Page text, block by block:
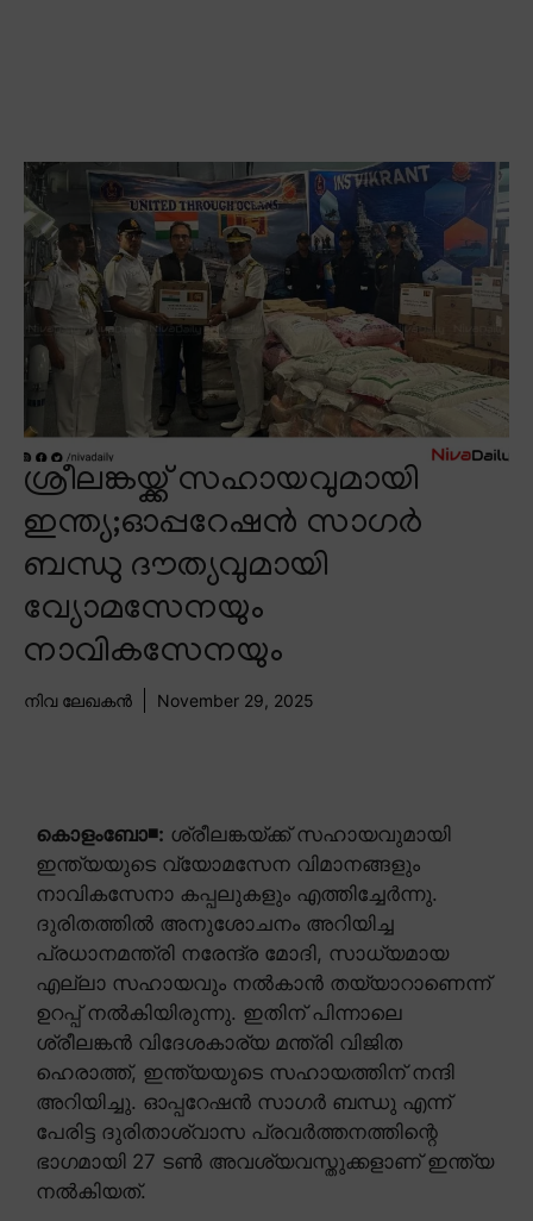
ശ്രീലങ്കയ്ക്ക് സഹായവുമായി
ഇന്ത്യ;ഓപ്പറേഷൻ സാഗർ
ബന്ധു ദൗത്യവുമായി
വ്യോമസേനയും
നാവികസേനയും
നിവ ലേഖകൻ November 29, 2025
കൊളംബോ◾: ശ്രീലങ്കയ്ക്ക് സഹായവുമായി
ഇന്ത്യയുടെ വ്യോമസേന വിമാനങ്ങളും
നാവികസേനാ കപ്പലുകളും എത്തിച്ചേർന്നു.
ദുരിതത്തിൽ അനുശോചനം അറിയിച്ച
പ്രധാനമന്ത്രി നരേന്ദ്ര മോദി, സാധ്യമായ
എല്ലാ സഹായവും നൽകാൻ തയ്യാറാണെന്ന്
ഉറപ്പ് നൽകിയിരുന്നു. ഇതിന് പിന്നാലെ
ശ്രീലങ്കൻ വിദേശകാര്യ മന്ത്രി വിജിത
ഹെരാത്ത്, ഇന്ത്യയുടെ സഹായത്തിന് നന്ദി
അറിയിച്ചു. ഓപ്പറേഷൻ സാഗർ ബന്ധു എന്ന്
പേരിട്ട ദുരിതാശ്വാസ പ്രവർത്തനത്തിന്റെ
ഭാഗമായി 27 ടൺ അവശ്യവസ്തുക്കളാണ് ഇന്ത്യ
നൽകിയത്.